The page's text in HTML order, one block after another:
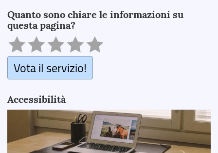
Quanto sono chiare le informazioni su
questa pagina?
Vota il servizio!
Accessibilità